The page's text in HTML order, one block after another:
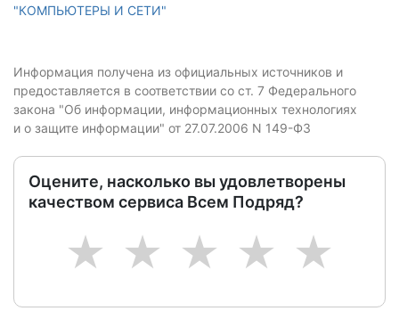
"КОМПЬЮТЕРЫ И СЕТИ"
Информация получена из официальных источников и
предоставляется в соответствии со ст. 7 Федерального
закона "Об информации, информационных технологиях
и о защите информации" от 27.07.2006 N 149-ФЗ
Оцените, насколько вы удовлетворены
качеством сервиса Всем Подряд?
5
4
3
2
1